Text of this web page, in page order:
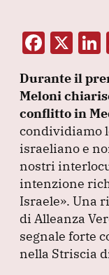
F
c
e
b
o
o
k
X
Durante il
Meloni
conflitto in
condividiamo
israeliano e
nostri
intenzione
Israele». Una
di Alleanza
segnale forte
nella Striscia